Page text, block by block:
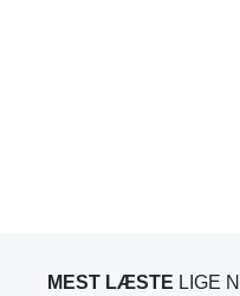
MEST LÆSTE LIGE